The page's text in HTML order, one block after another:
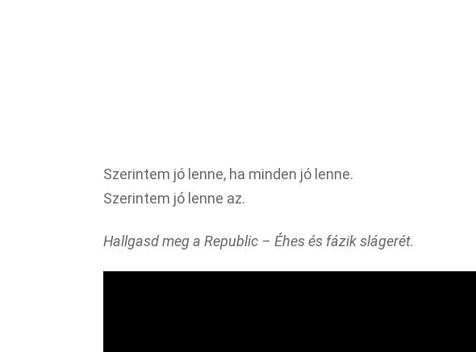
Szerintem jó lenne, ha minden jó lenne.
Szerintem jó lenne az.
Hallgasd meg a Republic – Éhes és fázik slágerét.